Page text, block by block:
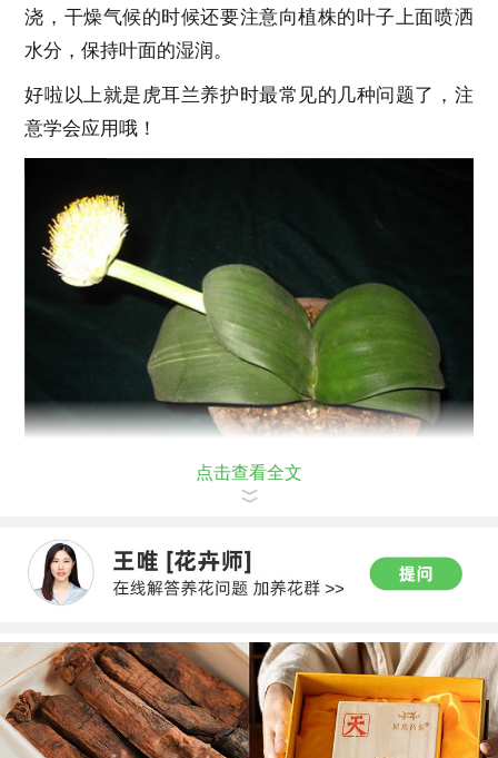
浇，干燥气候的时候还要注意向植株的叶子上面喷洒
水分，保持叶面的湿润。
好啦以上就是虎耳兰养护时最常见的几种问题了，注
意学会应用哦！
点击查看全文